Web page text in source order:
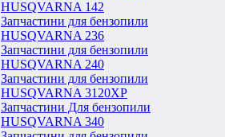
HUSQVARNA 142
Запчастини для бензопили
HUSQVARNA 236
Запчастини для бензопили
HUSQVARNA 240
Запчастини для бензопили
HUSQVARNA 3120XP
Запчастини Для бензопили
HUSQVARNA 340